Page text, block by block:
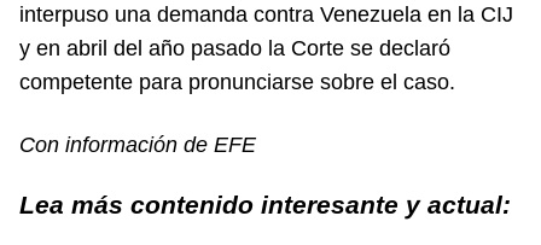
interpuso una demanda contra Venezuela en la CIJ
y en abril del año pasado la Corte se declaró
competente para pronunciarse sobre el caso.
Con información de EFE
Lea más contenido interesante y actual: